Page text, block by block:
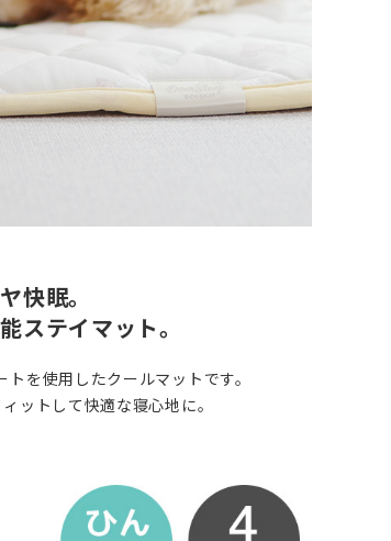
快眠。
ステイマット。
を使用したクールマットです。
ットして快適な寝心地に。